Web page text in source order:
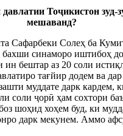
давлатии Тоҷикистон зуд-
мешаванд?
Сафарбеки Солеҳ ба
бахши синаморо иштибоҳ
ин бештар аз 20 соли
тағйир додем ва
муддате дарк кардем,
соли ҷорӣ ҳам сохтори
шоҳид хоҳем буд, ки
дарк мекунем. Аммо афс